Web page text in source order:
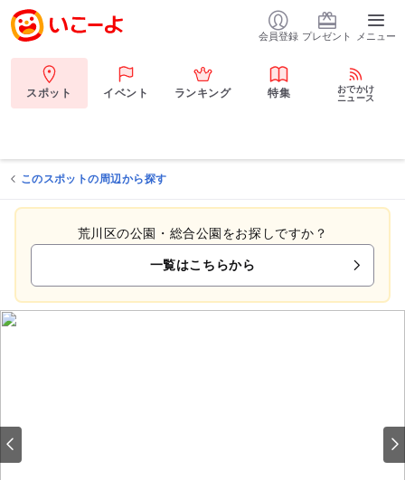
会員登録 プレゼント メニュー
スポット イベント ランキング 特集
おでかけ
ニュース
このスポットの周辺から探す
荒川区の公園・総合公園をお探しですか？
一覧はこちらから